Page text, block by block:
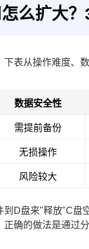
么扩大
表从操作难度、
数据安全性
需提前备份
无损操作
风险较大
到D盘来"释放"C
确的做法是通过